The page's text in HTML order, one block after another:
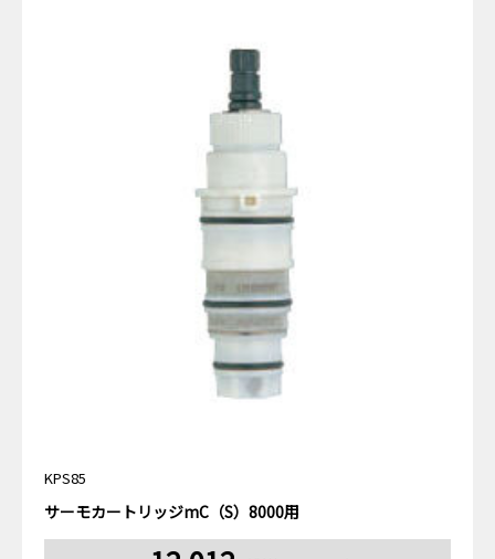
KPS85
サーモカートリッジmC（S）8000用